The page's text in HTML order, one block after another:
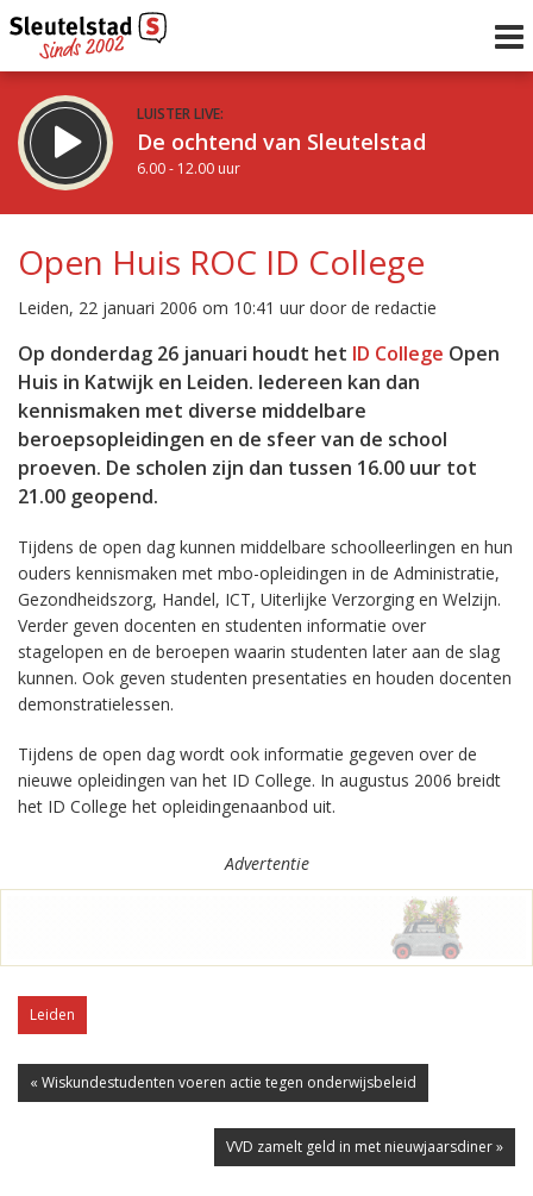
LUISTER LIVE:
De ochtend van Sleutelstad
6.00 - 12.00 uur
De middag van Sleutelstad
12.00 - 18.00 uur
Vorig uur
Volgend uur
Inklappen
Open Huis ROC ID College
Leiden, 22 januari 2006 om 10:41 uur door de redactie
Op donderdag 26 januari houdt het ID College Open
Huis in Katwijk en Leiden. Iedereen kan dan
kennismaken met diverse middelbare
beroepsopleidingen en de sfeer van de school
proeven. De scholen zijn dan tussen 16.00 uur tot
21.00 geopend.
Tijdens de open dag kunnen middelbare schoolleerlingen en hun
ouders kennismaken met mbo-opleidingen in de Administratie,
Gezondheidszorg, Handel, ICT, Uiterlijke Verzorging en Welzijn.
Verder geven docenten en studenten informatie over
stagelopen en de beroepen waarin studenten later aan de slag
kunnen. Ook geven studenten presentaties en houden docenten
demonstratielessen.
Tijdens de open dag wordt ook informatie gegeven over de
nieuwe opleidingen van het ID College. In augustus 2006 breidt
het ID College het opleidingenaanbod uit.
Advertentie
Leiden
« Wiskundestudenten voeren actie tegen onderwijsbeleid
VVD zamelt geld in met nieuwjaarsdiner »